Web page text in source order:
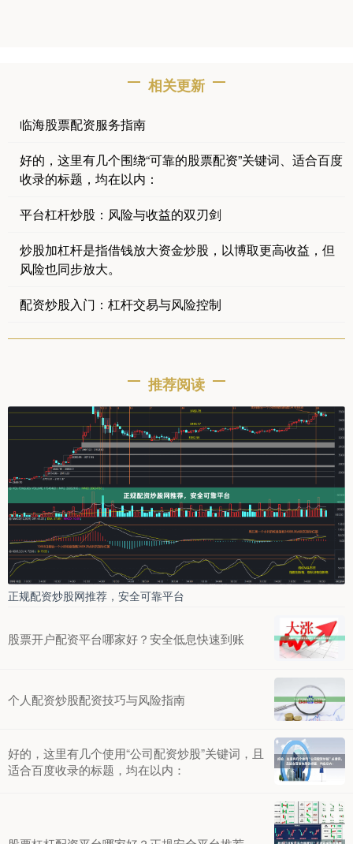
相关更新
临海股票配资服务指南
好的，这里有几个围绕“可靠的股票配资”关键词、适合百度
收录的标题，均在以内：
平台杠杆炒股：风险与收益的双刃剑
炒股加杠杆是指借钱放大资金炒股，以博取更高收益，但
风险也同步放大。
配资炒股入门：杠杆交易与风险控制
推荐阅读
正规配资炒股网推荐，安全可靠平台
股票开户配资平台哪家好？安全低息快速到账
个人配资炒股配资技巧与风险指南
好的，这里有几个使用“公司配资炒股”关键词，且
适合百度收录的标题，均在以内：